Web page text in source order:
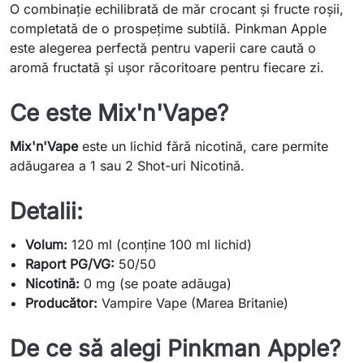
O combinație echilibrată de măr crocant și fructe roșii,
completată de o prospețime subtilă. Pinkman Apple
este alegerea perfectă pentru vaperii care caută o
aromă fructată și ușor răcoritoare pentru fiecare zi.
Ce este Mix'n'Vape?
Mix'n'Vapeeste un lichid fără nicotină, care permite
adăugarea a 1 sau 2 Shot-uri Nicotină.
Detalii:
Volum: 120 ml (conține 100 ml lichid)
Raport PG/VG: 50/50
Nicotină: 0 mg (se poate adăuga)
Producător: Vampire Vape (Marea Britanie)
De ce să alegi Pinkman Apple?